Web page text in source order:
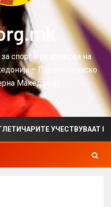
спорт и рекреација на
– Параолимписко
Македонија
УЧЕСТВУВААТ НА